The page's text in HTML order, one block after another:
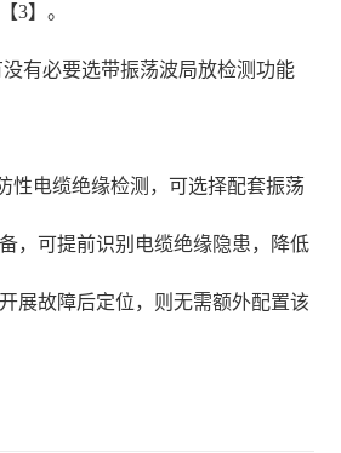
3】。
有必要选带振荡波局放检测功能
性电缆绝缘检测，可选择配套振荡
，可提前识别电缆绝缘隐患，降低
展故障后定位，则无需额外配置该